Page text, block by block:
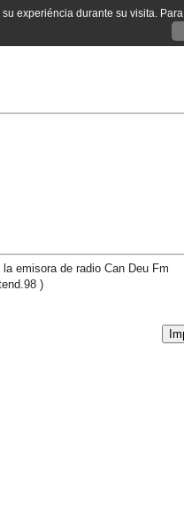
emisora de radio Can Deu Fm
)
experiéncia durante su visita.